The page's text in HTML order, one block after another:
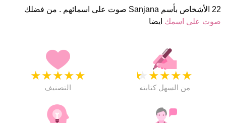
22 الأشخاص بأسم Sanjana صوت على اسمائهم . من فضلك
صوت على اسمك ايضا
★
★
★
★
★
التصنيف
★
★
★
★
★
من السهل كتابته